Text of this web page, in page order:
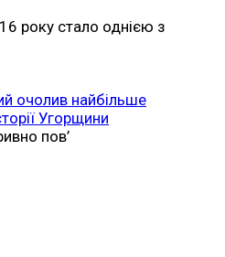
року стало однією з
очолив найбільше
Угорщини
пов’